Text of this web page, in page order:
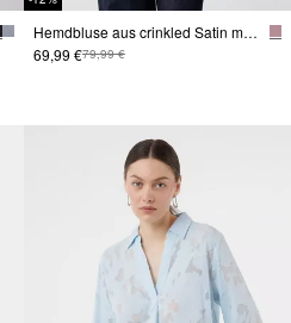
Hemdbluse aus crinkled Satin mit Zierknöpfen
69,99 €79,99 €